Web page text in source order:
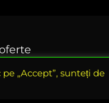
„Accept”, sunteți de